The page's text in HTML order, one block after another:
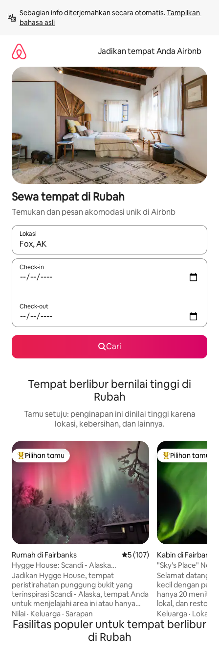
langsung
lihat
Sebagian info diterjemahkan secara otomatis. Tampilkan
bahasa asli
Jadikan tempat Anda Airbnb
Sewa tempat di Rubah
Temukan dan pesan akomodasi unik di Airbnb
Lokasi
Jika hasil yang dicari tersedia, telusuri dengan tombol panah
Check-in
Check-out
Cari
Tempat berlibur bernilai tinggi di
Rubah
Tamu setuju: penginapan ini dinilai tinggi karena
lokasi, kebersihan, dan lainnya.
Pilihan tamu terpopuler
Pilihan tamu
Rumah di Fairbanks Nilai rata-rata 5 dari 5, 107
5 (107)
Hygge House: Scandi - Alaska
retreat/Hot Tub+Aurora
Jadikan Hygge House, tempat
peristirahatan punggung bukit yang
terinspirasi Scandi - Alaska, tempat Anda
untuk menjelajahi area ini atau hanya
untuk...bersantai. Nikmati pengalaman
kelas atas untuk staycation yang layak
Anda dapatkan, liburan romantis, atau
bahkan pernikahan atau bulan madu
Nilai · Keluarga · Sarapan
Pilihan tamu
Pilihan tamu
Kabin di Fairbanks
"Sky's Place"
Alaska
Selamat datang di
kecil dengan
hanya 20 menit
lokal, dan
Hot Springs dan 2
Denali. Ini adalah
romantis yang
Keluarga · Lokasi
Fasilitas populer untuk tempat berlibur
di Rubah